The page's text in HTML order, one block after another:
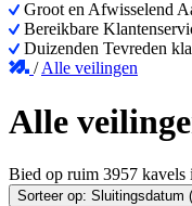
Groot en Afwisselend
Bereikbare
Duizenden Tevreden
/Alle veilingen
Alle
Bied op ruim 3957 kavels
Sorteer op: Sluitingsdatum